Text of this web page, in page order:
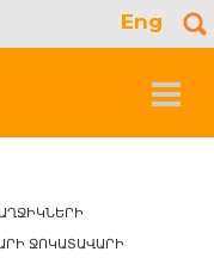
Eng
Toggle
ԱՂՋԻԿՆԵՐԻ
ՋՈԿԱՏԱՎԱՐԻ